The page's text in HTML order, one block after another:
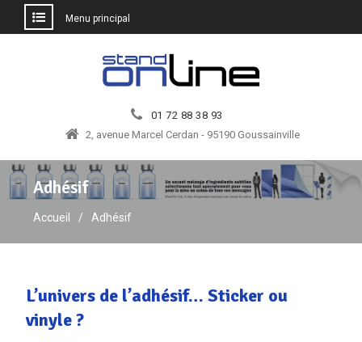
Menu principal
01 72 88 38 93
2, avenue Marcel Cerdan - 95190 Goussainville
Adhésif
Accueil Adhésif
L’univers de l’adhésif… Sticker ou
vinyle ?